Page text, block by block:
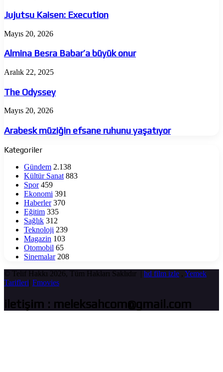
Execution
Jujutsu Kaisen: Execution
Almina
Babar’a
büyük
onur
Mayıs 20, 2026
Almina Besra Babar’a büyük onur
The
Aralık 22, 2025
The Odyssey
Arabesk
efsane
ruhunu
yaşatıyor
Mayıs 20, 2026
Arabesk müziğin efsane ruhunu yaşatıyor
Kategoriler
Gündem 2.138
Kültür Sanat 883
Spor 459
Ekonomi 391
Haberler 370
Eğitim 335
Sağlık 312
Teknoloji 239
Magazin 103
Otomobil 65
Sinemalar 208
© Telif Hakkı 2026, Tüm Hakları Saklıdır | hd film izle , Yemek
Tarifleri| Fmovies
iletişim : meleksahcom@gmail.com